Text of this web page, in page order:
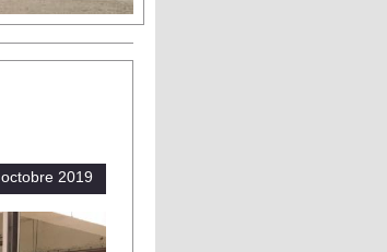
octobre 2019